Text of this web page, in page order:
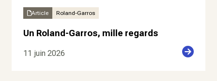
Article Roland-Garros
Un Roland-Garros, mille regards
11 juin 2026